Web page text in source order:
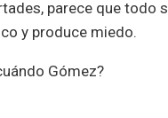
parece que todo
y produce miedo.
Gómez?